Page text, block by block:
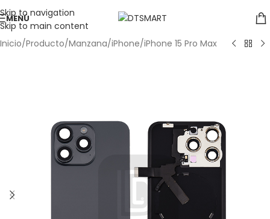
Skip to navigation
Skip to main content
MENÚ
Inicio/Producto/Manzana/iPhone/iPhone 15 Pro Max